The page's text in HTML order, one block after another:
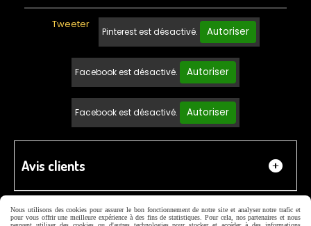
Tweeter
Pinterest est désactivé. Autoriser
Facebook est désactivé. Autoriser
Facebook est désactivé. Autoriser
Avis clients
Nous utilisons des cookies pour assurer le bon fonctionnement de notre site et analyser notre trafic et
pour vous offrir une meilleure expérience à des fins de statistiques. Pour cela, nos partenaires et nous